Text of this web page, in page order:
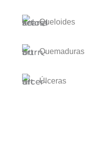
Queloides
Quemaduras
Úlceras